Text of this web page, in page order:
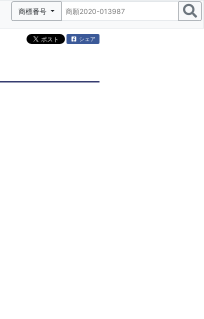
商標番号
シェア